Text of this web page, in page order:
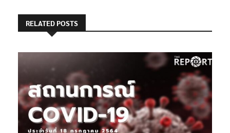
RELATED POSTS